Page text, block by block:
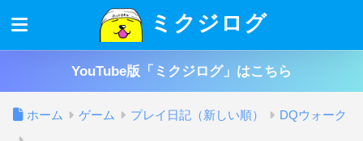
ミクジログ
YouTube版「ミクジログ」はこちら
ホーム ゲーム プレイ日記（新しい順） DQウォーク